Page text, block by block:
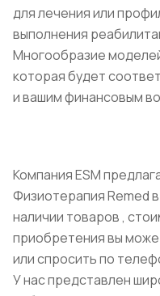
для лечения или
выполнения
Многообразие
которая будет
и вашим финансовым
Компания ESM
Физиотерапия Remed
наличии товаров ,
приобретения вы
или спросить по
У нас представлен